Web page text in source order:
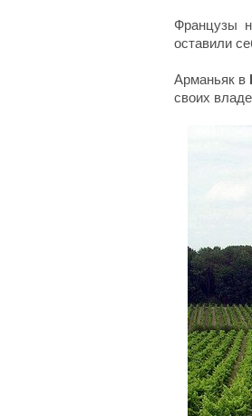
Французы
оставили
Арманьяк в
своих